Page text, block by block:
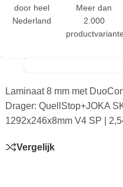
door heel
Nederland
Meer dan
2.000
Laminaat 8 mm met
Drager: QuellStop+JOKA
1292x246x8mm V4 SP |
Vergelijk